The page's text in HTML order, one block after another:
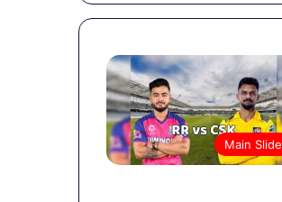
Main Slide